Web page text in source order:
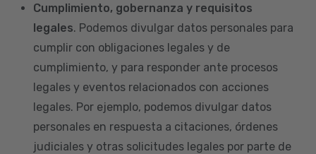
Cumplimiento, gobernanza y requisitos
legales. Podemos divulgar datos personales para
cumplir con obligaciones legales y de
cumplimiento, y para responder ante procesos
legales y eventos relacionados con acciones
legales. Por ejemplo, podemos divulgar datos
personales en respuesta a citaciones, órdenes
judiciales y otras solicitudes legales por parte de